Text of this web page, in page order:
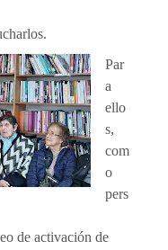
Par
a
ello
s,
com
o
pers
de activación de